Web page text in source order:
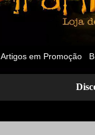
Artigos em Promoção